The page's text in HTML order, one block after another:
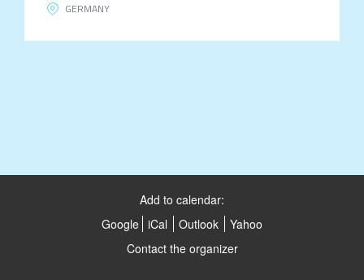
GERMANY
Add to calendar:
Google iCal Outlook
Yahoo
Contact the organizer